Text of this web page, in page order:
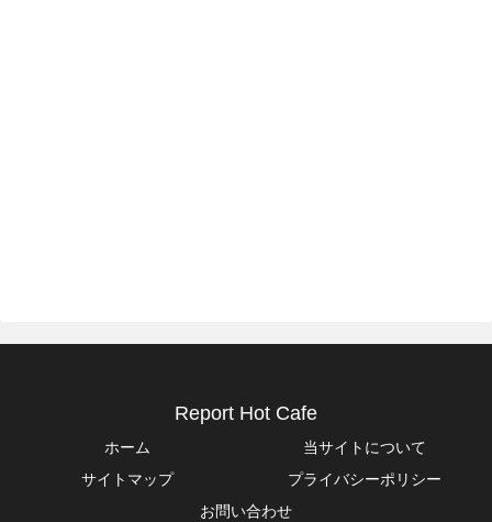
Report Hot Cafe
ホーム
当サイトについて
サイトマップ
プライバシーポリシー
お問い合わせ